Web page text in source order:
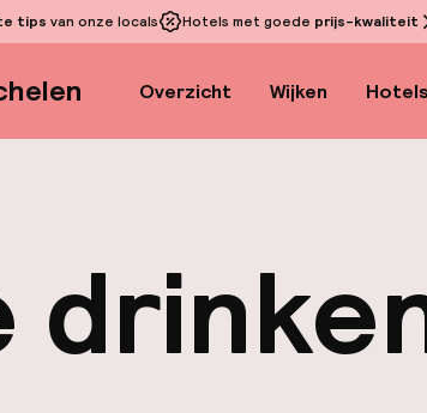
tips van onze locals Hotels met goede prijs-kwaliteit
Overzicht Wijken Hotels